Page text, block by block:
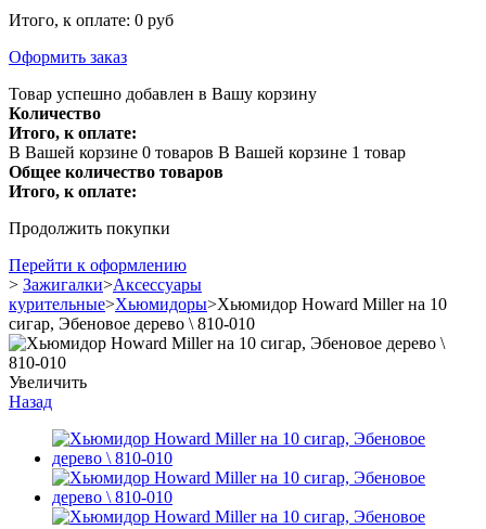
Итого, к оплате: 0 руб
Оформить заказ
Товар успешно добавлен в Вашу корзину
Количество
Итого, к оплате:
В Вашей корзине 0 товаров В Вашей корзине 1 товар
Общее количество товаров
Итого, к оплате:
Продолжить покупки
Перейти к оформлению
> Зажигалки>Аксессуары
курительные>Хьюмидоры>Хьюмидор Howard Miller на 10
сигар, Эбеновое дерево \ 810-010
Увеличить
Назад